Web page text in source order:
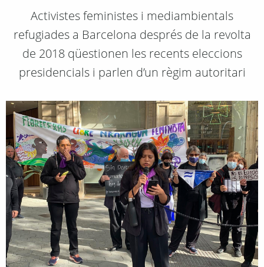
Activistes feministes i mediambientals
refugiades a Barcelona després de la revolta
de 2018 qüestionen les recents eleccions
presidencials i parlen d’un règim autoritari